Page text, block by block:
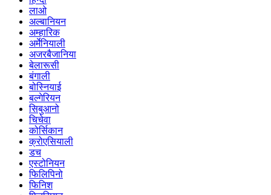
लाओ
अल्बानियन
अम्हारिक
अर्मेनियाली
अजरबैजानिया
बेलारूसी
बंगाली
बोस्नियाई
बल्गेरियन
सिबुआनो
चिचेवा
कोर्सिकान
क्रोएसियाली
डच
एस्टोनियन
फिलिपिनो
फिनिश